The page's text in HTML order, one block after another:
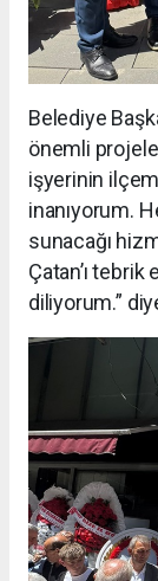
Belediye
önemli
işyerinin
inanıyorum.
sunacağı
Çatan’ı tebrik
diliyorum.”